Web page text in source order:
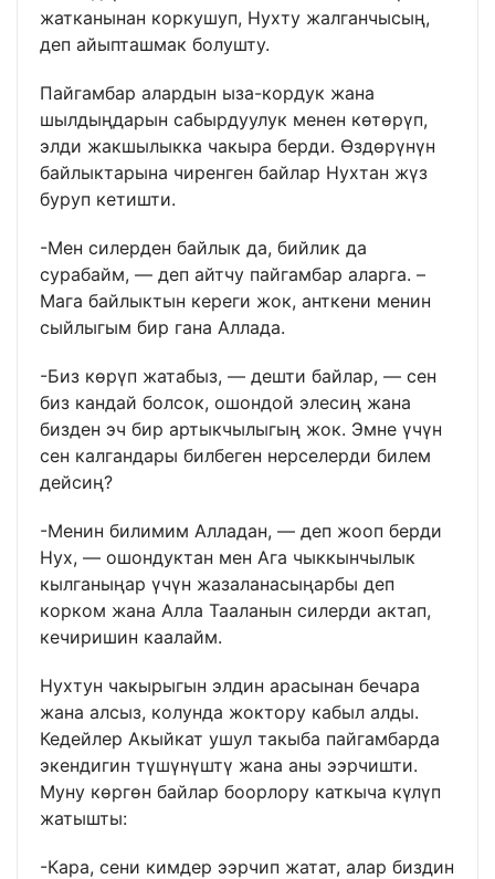
жатканынан коркушуп, Нухту жалганчысың,
деп айыпташмак болушту.
Пайгамбар алардын ыза-кордук жана
шылдыңдарын сабырдуулук менен көтөрүп,
элди жакшылыкка чакыра берди. Өздөрүнүн
байлыктарына чиренген байлар Нухтан жүз
буруп кетишти.
-Мен силерден байлык да, бийлик да
сурабайм, — деп айтчу пайгамбар аларга. –
Мага байлыктын кереги жок, анткени менин
сыйлыгым бир гана Аллада.
-Биз көрүп жатабыз, — дешти байлар, — сен
биз кандай болсок, ошондой элесиң жана
бизден эч бир артыкчылыгың жок. Эмне үчүн
сен калгандары билбеген нерселерди билем
дейсиң?
-Менин билимим Алладан, — деп жооп берди
Нух, — ошондуктан мен Ага чыккынчылык
кылганыңар үчүн жазаланасыңарбы деп
корком жана Алла Тааланын силерди актап,
кечиришин каалайм.
Нухтун чакырыгын элдин арасынан бечара
жана алсыз, колунда жоктору кабыл алды.
Кедейлер Акыйкат ушул такыба пайгамбарда
экендигин түшүнүштү жана аны ээрчишти.
Муну көргөн байлар боорлору каткыча күлүп
жатышты:
-Кара, сени кимдер ээрчип жатат, алар биздин